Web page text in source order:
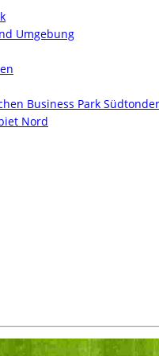
Umgebung
Business Park
Nord